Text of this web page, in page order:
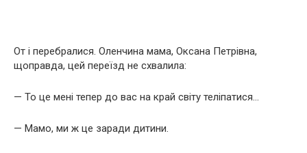
От і перебралися. Оленчина мама, Оксана Петрівна,
щоправда, цей переїзд не схвалила:
— То це мені тепер до вас на край світу теліпатися…
— Мамо, ми ж це заради дитини.